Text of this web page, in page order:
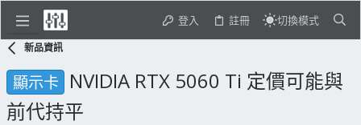
登入 註冊 切換模式
新品資訊
顯示卡 NVIDIA RTX 5060 Ti 定價可能與
前代持平